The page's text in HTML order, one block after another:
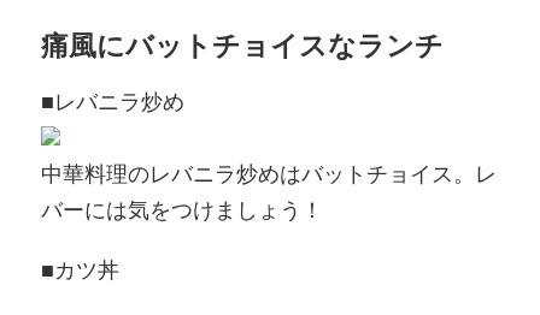
痛風にバットチョイスなランチ
■レバニラ炒め
中華料理のレバニラ炒めはバットチョイス。レ
バーには気をつけましょう！
■カツ丼